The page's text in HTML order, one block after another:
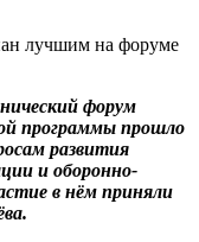
форум
программы прошло
развития
и оборонно-
в нём приняли